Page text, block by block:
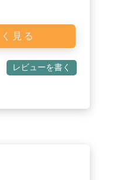
見る
レビューを書く